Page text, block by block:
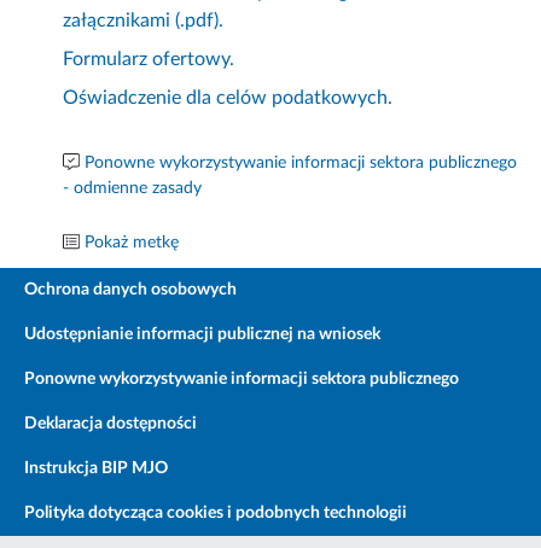
załącznikami (.pdf).
Formularz ofertowy.
Oświadczenie dla celów podatkowych.
Ponowne wykorzystywanie informacji sektora publicznego
- odmienne zasady
Pokaż metkę
Ochrona danych osobowych
Udostępnianie informacji publicznej na wniosek
Ponowne wykorzystywanie informacji sektora publicznego
Deklaracja dostępności
Instrukcja BIP MJO
Polityka dotycząca cookies i podobnych technologii